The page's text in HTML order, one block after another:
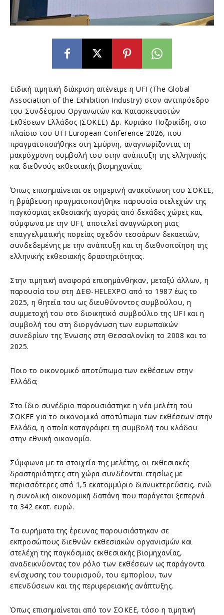
Ειδική τιμητική διάκριση απένειμε η UFI (The Global
Association of the Exhibition Industry) στον αντιπρόεδρο
του Συνδέσμου Οργανωτών και Κατασκευαστών
Εκθέσεων Ελλάδος (ΣΟΚΕΕ) Δρ. Κυριάκο Ποζρικίδη, στο
πλαίσιο του UFI European Conference 2026, που
πραγματοποιήθηκε στη Σμύρνη, αναγνωρίζοντας τη
μακρόχρονη συμβολή του στην ανάπτυξη της ελληνικής
και διεθνούς εκθεσιακής βιομηχανίας.
Όπως επισημαίνεται σε σημερινή ανακοίνωση του ΣΟΚΕΕ,
η βράβευση πραγματοποιήθηκε παρουσία στελεχών της
παγκόσμιας εκθεσιακής αγοράς από δεκάδες χώρες και,
σύμφωνα με την UFI, αποτελεί αναγνώριση μιας
επαγγελματικής πορείας σχεδόν τεσσάρων δεκαετιών,
συνδεδεμένης με την ανάπτυξη και τη διεθνοποίηση της
ελληνικής εκθεσιακής δραστηριότητας.
Στην τιμητική αναφορά επισημάνθηκαν, μεταξύ άλλων, η
παρουσία του στη ΔΕΘ-HELEXPO από το 1987 έως το
2025, η θητεία του ως διευθύνοντος συμβούλου, η
συμμετοχή του στο διοικητικό συμβούλιο της UFI και η
συμβολή του στη διοργάνωση των ευρωπαϊκών
συνεδρίων της Ένωσης στη Θεσσαλονίκη το 2008 και το
2025.
Ποιο το οικονομικό αποτύπωμα των εκθέσεων στην
Ελλάδα;
Στο ίδιο συνέδριο παρουσιάστηκε η νέα μελέτη του
ΣΟΚΕΕ για το οικονομικό αποτύπωμα των εκθέσεων στην
Ελλάδα, η οποία καταγράφει τη συμβολή του κλάδου
στην εθνική οικονομία.
Σύμφωνα με τα στοιχεία της μελέτης, οι εκθεσιακές
δραστηριότητες στη χώρα συνδέονται ετησίως με
περισσότερες από 1,5 εκατομμύριο διανυκτερεύσεις, ενώ
η συνολική οικονομική δαπάνη που παράγεται ξεπερνά
τα 342 εκατ. ευρώ.
Τα ευρήματα της έρευνας παρουσιάστηκαν σε
εκπροσώπους διεθνών εκθεσιακών οργανισμών και
στελέχη της παγκόσμιας εκθεσιακής βιομηχανίας,
αναδεικνύοντας τον ρόλο των εκθέσεων ως παράγοντα
ενίσχυσης του τουρισμού, του εμπορίου, των
επενδύσεων και της περιφερειακής ανάπτυξης.
Όπως επισημαίνεται από τον ΣΟΚΕΕ, τόσο η τιμητική